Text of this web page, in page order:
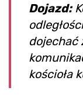
Dojazd:
dojechać
kościoła